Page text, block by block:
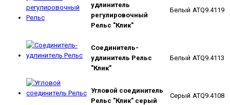
удлинитель
регулировочный
Рельс "Клик"
Белый ATQ9.4119
Соединитель-
удлинитель Рельс
"Клик"
Белый ATQ9.4113
Угловой соединитель
Рельс "Клик" серый
Серый ATQ9.4108